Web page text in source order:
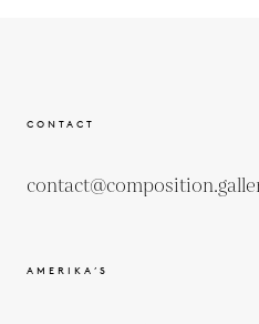
CONTACT
AMERIKA’S